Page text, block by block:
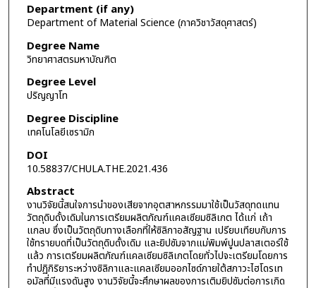
Department (if any)
Department of Material Science (ภาควิชาวัสดุศาสตร์)
Degree Name
วิทยาศาสตรมหาบัณฑิต
Degree Level
ปริญญาโท
Degree Discipline
เทคโนโลยีเซรามิก
DOI
10.58837/CHULA.THE.2021.436
Abstract
งานวิจัยนี้สนใจการนำของเสียจากอุตสาหกรรมมาใช้เป็นวัสดุทดแทน
วัตถุดิบดั้งเดิมในการเตรียมผลิตภัณฑ์แคลเซียมซิลิเกต ได้แก่ เถ้า
แกลบ ซึ่งเป็นวัตถุดิบทางเลือกที่ให้ซิลิกาอสัญฐาน เปรียบเทียบกับการ
ใช้ทรายบดที่เป็นวัตถุดิบดั้งเดิม และยิปซัมจากแม่พิมพ์ปูนปลาสเตอร์ใช้
แล้ว การเตรียมผลิตภัณฑ์แคลเซียมซิลิเกตโดยทั่วไปจะเตรียมโดยการ
ทำปฏิกิริยาระหว่างซิลิกาและแคลเซียมออกไซด์ภายใต้สภาวะไฮโดรเท
อมัลที่มีแรงดันสูง งานวิจัยนี้จะศึกษาผลของการเติมยิปซัมต่อการเกิด